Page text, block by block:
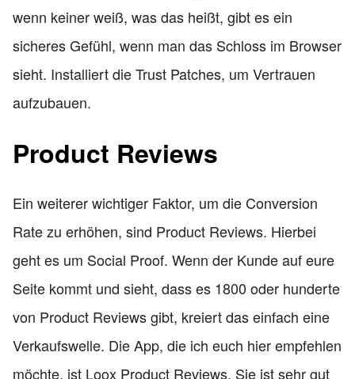
wenn keiner weiß, was das heißt, gibt es ein
sicheres Gefühl, wenn man das Schloss im Browser
sieht. Installiert die Trust Patches, um Vertrauen
aufzubauen.
Product Reviews
Ein weiterer wichtiger Faktor, um die Conversion
Rate zu erhöhen, sind Product Reviews. Hierbei
geht es um Social Proof. Wenn der Kunde auf eure
Seite kommt und sieht, dass es 1800 oder hunderte
von Product Reviews gibt, kreiert das einfach eine
Verkaufswelle. Die App, die ich euch hier empfehlen
möchte, ist Loox Product Reviews. Sie ist sehr gut